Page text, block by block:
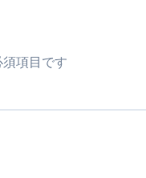
項目です